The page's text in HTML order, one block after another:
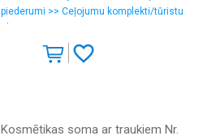
piederumi >> Ceļojumu komplekti/tūristu
Kosmētikas soma ar traukiem Nr.